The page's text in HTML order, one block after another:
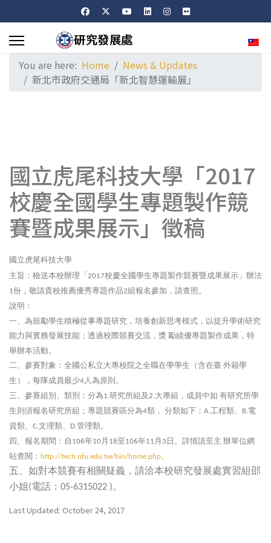
You are here: Home
News & Updates
新北市政府交通局「新北智慧運輸展」
國立虎尾科技大學「2017
校慶全國學生專題製作競
賽暨成果展示」徵稿
國立虎尾科技大學
主旨：檢送本校辦理「 2017校慶全國學生專題製作競賽暨成果展示」辦法
1份，敬請貴校推薦優秀專題作品2組報名參加，請查照。
說明：
一、為鼓勵學生積極從事專題研究，培養創新思考模式，以提升學術研究
能力與實務發展技能；透過校際競賽交流，獎 勵績優專題製作成果，特
舉辦本活動。
二、參賽對象：全國公私立大專校院之全職在學學生（含在臺 外籍學
生），每隊成員最少4人為原則。
三、參賽組別、類別：分為1.研究所組及2.大專組，成員中如 有研究所學
生則須報名研究所組；專題競賽區分為4類， 分類如下： A.工程類、 B.電
資類、 C.文理類、 D.管理類。
四、報名期間：自 106年10月 18至106年11 月 3 日。詳情請至主 辦單位網
站查閱： http://tech.nfu.edu.tw/bin/home.php。
五、如對本競賽有相關疑義，請洽本校研究發展處實習組邵
小姐(電話： 05-6315022 )。
Last Updated: October 24, 2017